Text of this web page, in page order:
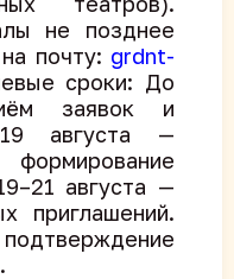
не позднее
почту: grdnt-
сроки: До
заявок и
августа —
августа —
приглашений.